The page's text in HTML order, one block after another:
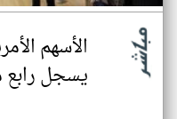
الأسهم
يسجل رابع